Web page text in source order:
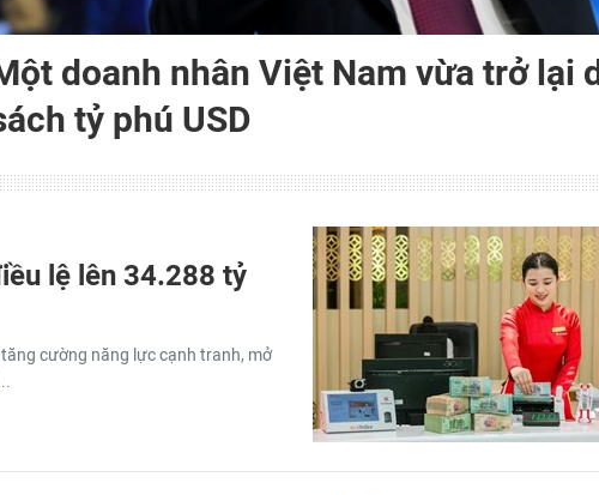
doanh nhân Việt Nam vừa trở lại
tỷ phú USD
lệ lên 34.288 tỷ
cường năng lực cạnh tranh, mở